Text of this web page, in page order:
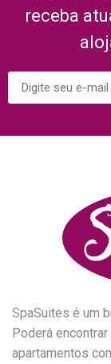
receba
SpaSuites é um
Poderá
apartamentos